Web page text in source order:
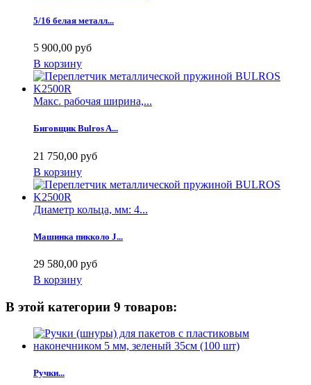
5/16 белая металл...
5 900,00 руб
В корзину
Макс. рабочая ширина,...
Биговщик Bulros A...
21 750,00 руб
В корзину
Диаметр кольца, мм: 4...
Машинка пикколо J...
29 580,00 руб
В корзину
В этой категории 9 товаров:
Ручки...